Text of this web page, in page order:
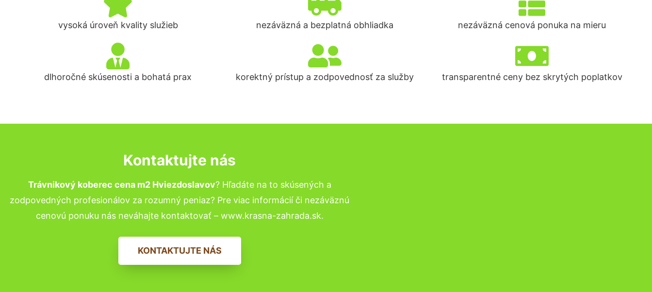
vysoká úroveň kvality služieb nezáväzná a bezplatná obhliadka nezáväzná cenová ponuka na mieru
dlhoročné skúsenosti a bohatá prax korektný prístup a zodpovednosť za služby transparentné ceny bez skrytých poplatkov
Kontaktujte nás
Trávnikový koberec cena m2 Hviezdoslavov? Hľadáte na to skúsených a
zodpovedných profesionálov za rozumný peniaz? Pre viac informácií či nezáväznú
cenovú ponuku nás neváhajte kontaktovať – www.krasna-zahrada.sk.
KONTAKTUJTE NÁS